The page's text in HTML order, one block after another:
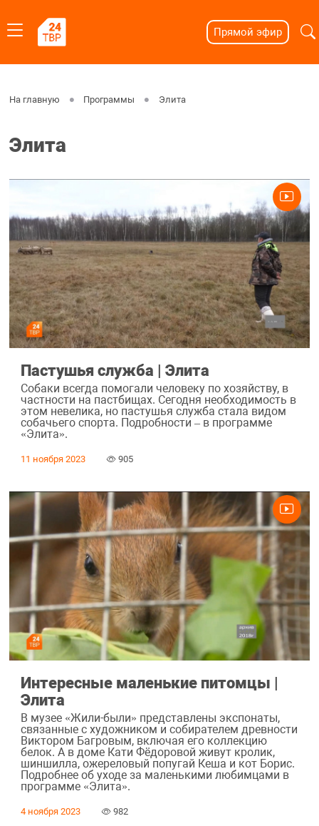
Прямой эфир
На главную Программы Элита
Элита
Пастушья служба | Элита
Собаки всегда помогали человеку по хозяйству, в
частности на пастбищах. Сегодня необходимость в
этом невелика, но пастушья служба стала видом
собачьего спорта. Подробности – в программе
«Элита».
11 ноября 2023 905
Интересные маленькие питомцы |
Элита
В музее «Жили-были» представлены экспонаты,
связанные с художником и собирателем древности
Виктором Багровым, включая его коллекцию
белок. А в доме Кати Фёдоровой живут кролик,
шиншилла, ожереловый попугай Кеша и кот Борис.
Подробнее об уходе за маленькими любимцами в
программе «Элита».
4 ноября 2023 982